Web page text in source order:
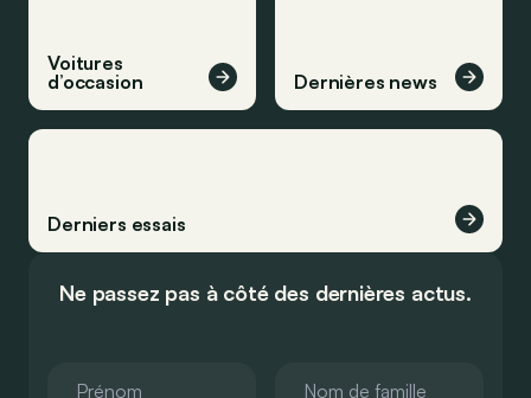
Voitures
d’occasion
Dernières news
Derniers essais
Ne passez pas à côté des dernières actus.